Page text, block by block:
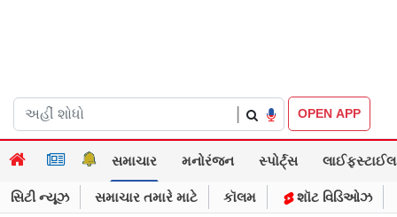
OPEN APP
સમાચાર મનોરંજન સ્પોર્ટ્સ લાઈફસ્ટાઈલ
સિટી ન્યૂઝ સમાચાર તમારે માટે કૉલમ શૉટ વિડિઓઝ